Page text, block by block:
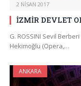
2 NISAN 2017
İZMİR DEVLET
G. ROSSINI Sevil
Hekimoğlu (Opera,…
ANKARA